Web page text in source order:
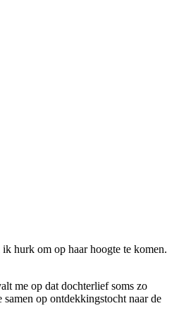
hurk om op haar hoogte te komen.
me op dat dochterlief soms zo
op ontdekkingstocht naar de